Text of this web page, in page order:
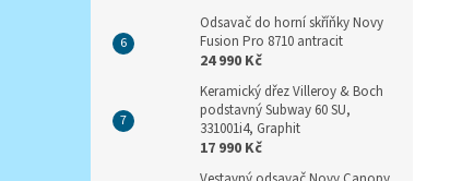
Odsavač do horní skříňky Novy
Fusion Pro 8710 antracit
24 990 Kč
Keramický dřez Villeroy & Boch
podstavný Subway 60 SU,
331001i4, Graphit
17 990 Kč